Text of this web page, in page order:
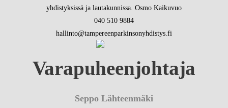
yhdistyksissä ja lautakunnissa. Osmo Kaikuvuo
040 510 9884
hallinto@tampereenparkinsonyhdistys.fi
Varapuheenjohtaja
Seppo Lähteenmäki